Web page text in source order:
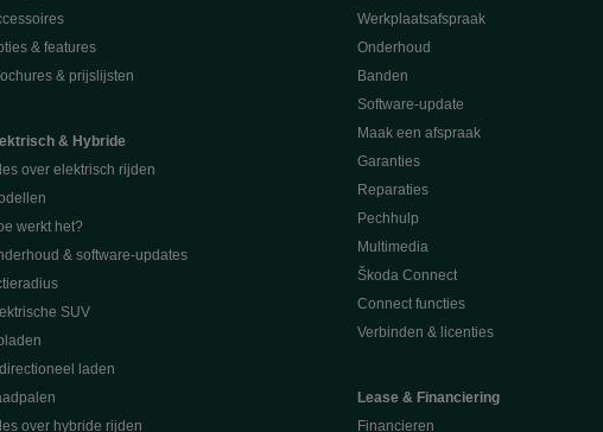
& features
& prijslijsten
& Hybride
over elektrisch rijden
werkt het?
& software-updates
SUV
laden
over hybride rijden
Werkplaatsafspraak
Onderhoud
Banden
Software-update
Maak een afspraak
Garanties
Reparaties
Pechhulp
Multimedia
Škoda Connect
Connect functies
Verbinden & licenties
Lease & Financiering
Financieren